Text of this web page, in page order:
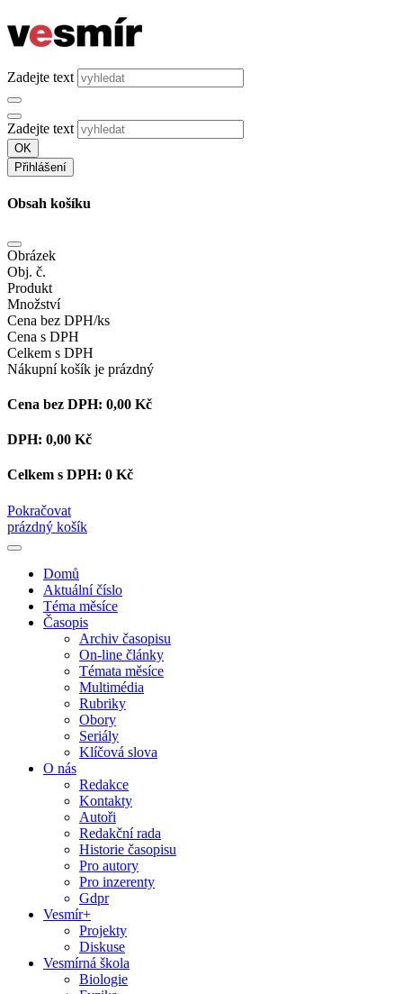
Zadejte text
Zadejte text
OK
Přihlášení
Obsah košíku
Obrázek
Obj. č.
Produkt
Množství
Cena bez DPH/ks
Cena s DPH
Celkem s DPH
Nákupní košík je prázdný
Cena bez DPH: 0,00 Kč
DPH: 0,00 Kč
Celkem s DPH: 0 Kč
Pokračovat
prázdný košík
Domů
Aktuální číslo
Téma měsíce
Časopis
Archiv časopisu
On-line články
Témata měsíce
Multimédia
Rubriky
Obory
Seriály
Klíčová slova
O nás
Redakce
Kontakty
Autoři
Redakční rada
Historie časopisu
Pro autory
Pro inzerenty
Gdpr
Vesmír+
Projekty
Diskuse
Vesmírná škola
Biologie